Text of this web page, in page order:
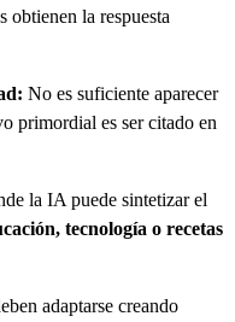
obtienen la respuesta
No es suficiente aparecer
primordial es ser citado en
la IA puede sintetizar el
tecnología o recetas
adaptarse creando